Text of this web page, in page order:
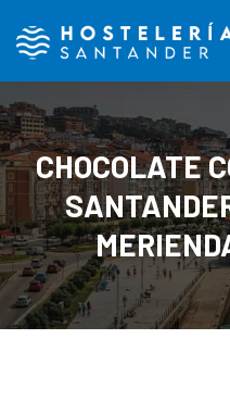
CHOCOLATE